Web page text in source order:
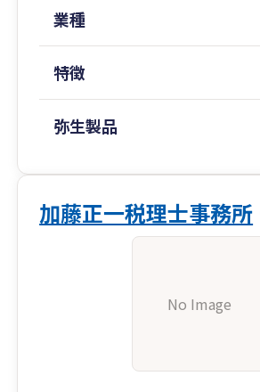
業種
特徴
弥生製品
加藤正一税理士事務所
No Image